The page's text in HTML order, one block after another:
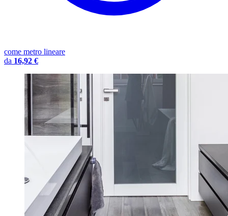
come metro lineare
da 16,92 €